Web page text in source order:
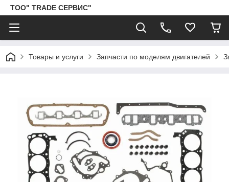
ТОО" TRADE СЕРВИС"
Товары и услуги Запчасти по моделям двигателей